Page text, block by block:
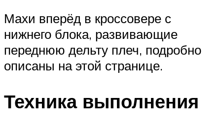
Махи вперёд в кроссовере с
нижнего блока, развивающие
переднюю дельту плеч, подробно
описаны на этой странице.
Техника выполнения